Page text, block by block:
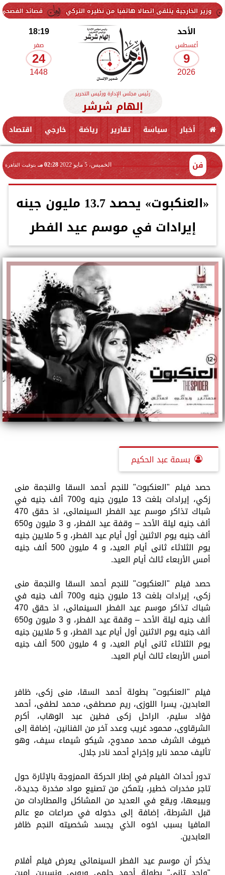
قصائد الفصحى تستعيد يتلقى اتصالا هاتفيا من نظيره التركي
الأحد
أغسطس
9
2026
18:19
صفر
24
1448
رئيس مجلس الإدارة ورئيس التحرير
إلهام شرشر
أخبار سياسة تقارير رياضة خارجي اقتصاد
فن الخميس، 5 مايو 2022 02:28 مـ بتوقيت القاهرة
«العنكبوت» يحصد 13.7 مليون جينه
إيرادات في موسم عيد الفطر
بسمة عبد الحكيم
حصد فيلم "العنكبوت" للنجم أحمد السقا والنجمة منى
زكي، إيرادات بلغت 13 مليون جنيه و700 ألف جنيه في
شباك تذاكر موسم عيد الفطر السينمائى، اذ حقق 470
ألف جنيه ليلة الأحد – وقفة عيد الفطر، و 3 مليون و650
ألف جنيه يوم الاثنين أول أيام عيد الفطر، و 5 ملايين جنيه
يوم الثلاثاء ثانى أيام العيد، و 4 مليون 500 ألف جنيه
أمس الأربعاء ثالث أيام العيد.
حصد فيلم "العنكبوت" للنجم أحمد السقا والنجمة منى
زكى، إيرادات بلغت 13 مليون جنيه و700 ألف جنيه في
شباك تذاكر موسم عيد الفطر السينمائى، اذ حقق 470
ألف جنيه ليلة الأحد – وقفة عيد الفطر، و 3 مليون و650
ألف جنيه يوم الاثنين أول أيام عيد الفطر، و 5 ملايين جنيه
يوم الثلاثاء ثانى أيام العيد، و 4 مليون 500 ألف جنيه
أمس الأربعاء ثالث أيام العيد.
فيلم "العنكبوت" بطولة أحمد السقا، منى زكى، ظافر
العابدين، يسرا اللوزى، ريم مصطفى، محمد لطفى، أحمد
فؤاد سليم، الراحل زكى فطين عبد الوهاب، أكرم
الشرقاوى، محمود غريب وعدد آخر من الفنانين، إضافة إلى
ضيوف الشرف محمد ممدوح، شيكو شيماء سيف، وهو
تأليف محمد ناير وإخراج أحمد نادر جلال.
تدور أحداث الفيلم في إطار الحركة الممزوجة بالإثارة حول
تاجر مخدرات خطير، يتمكن من تصنيع مواد مخدرة جديدة،
ويبيعها، ويقع في العديد من المشاكل والمطاردات من
قبل الشرطة، إضافة إلى دخوله في صراعات مع عالم
المافيا بسبب اخوه الذي يجسد شخصيته النجم ظافر
العابدين.
يذكر أن موسم عيد الفطر السينمائى يعرض فيلم أفلام